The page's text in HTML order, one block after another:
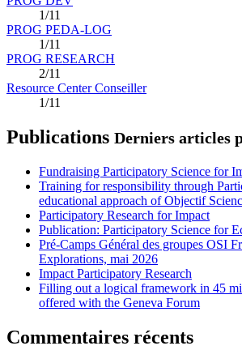
1/11
PROG PEDA-LOG
1/11
PROG RESEARCH
2/11
Resource Center Conseiller
1/11
Publications Derniers articles
Fundraising Participatory Science for
Training for responsibility through
educational approach of Objectif
Participatory Research for Impact
Publication: Participatory Science for
Pré-Camps Général des groupes OSI
Explorations, mai 2026
Impact Participatory Research
Filling out a logical framework in 45
offered with the Geneva Forum
Commentaires récents